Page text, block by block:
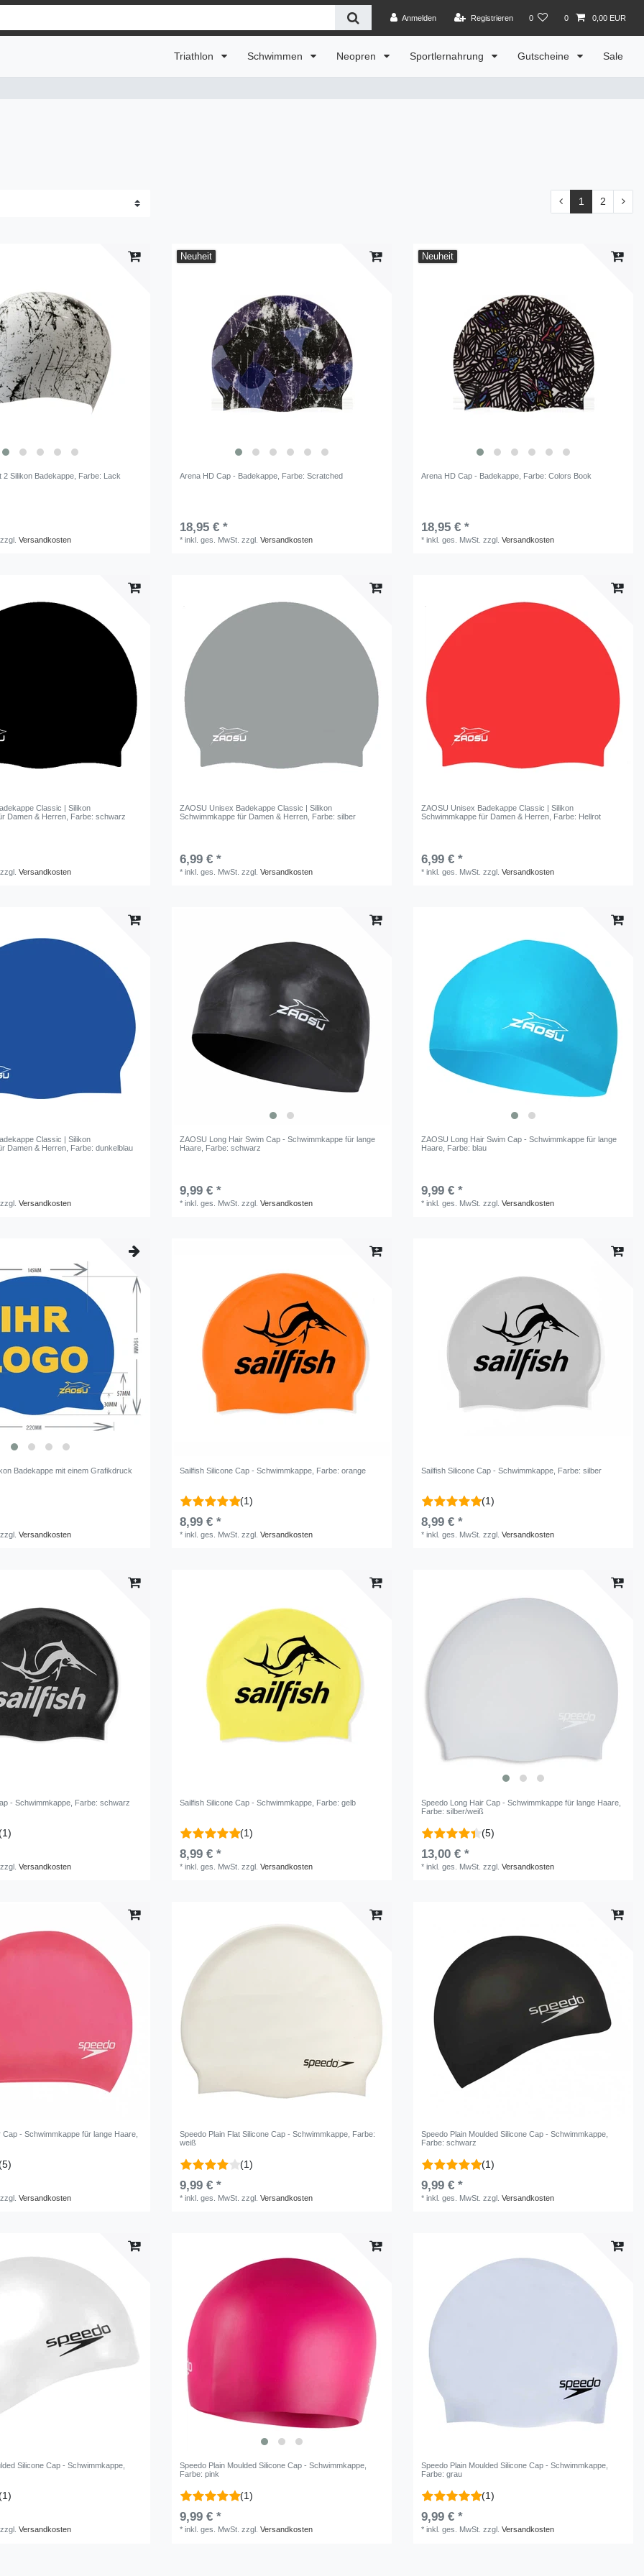
Anmelden Registrieren 0 0 0,00 EUR
Triathlon Schwimmen Neopren Sportlernahrung Gutscheine Sale
1 2
2 Silikon Badekappe , Farbe: Lack
zzgl.Versandkosten
Neuheit
Arena HD Cap - Badekappe , Farbe: Scratched
18,95 € *
*inkl. ges. MwSt. zzgl.Versandkosten
Neuheit
Arena HD Cap - Badekappe , Farbe: Colors Book
18,95 € *
*inkl. ges. MwSt. zzgl.Versandkosten
Classic | Silikon
Damen & Herren , Farbe: schwarz
zzgl.Versandkosten
ZAOSU Unisex Badekappe Classic | Silikon
Schwimmkappe für Damen & Herren , Farbe: silber
6,99 € *
*inkl. ges. MwSt. zzgl.Versandkosten
ZAOSU Unisex Badekappe Classic | Silikon
Schwimmkappe für Damen & Herren , Farbe: Hellrot
6,99 € *
*inkl. ges. MwSt. zzgl.Versandkosten
Classic | Silikon
Damen & Herren , Farbe: dunkelblau
zzgl.Versandkosten
ZAOSU Long Hair Swim Cap - Schwimmkappe für lange
Haare , Farbe: schwarz
9,99 € *
*inkl. ges. MwSt. zzgl.Versandkosten
ZAOSU Long Hair Swim Cap - Schwimmkappe für lange
Haare , Farbe: blau
9,99 € *
*inkl. ges. MwSt. zzgl.Versandkosten
Badekappe mit einem Grafikdruck
zzgl.Versandkosten
Sailfish Silicone Cap - Schwimmkappe , Farbe: orange
(1)
8,99 € *
*inkl. ges. MwSt. zzgl.Versandkosten
Sailfish Silicone Cap - Schwimmkappe , Farbe: silber
(1)
8,99 € *
*inkl. ges. MwSt. zzgl.Versandkosten
- Schwimmkappe , Farbe: schwarz
zzgl.Versandkosten
Sailfish Silicone Cap - Schwimmkappe , Farbe: gelb
(1)
8,99 € *
*inkl. ges. MwSt. zzgl.Versandkosten
Speedo Long Hair Cap - Schwimmkappe für lange Haare
Farbe: silber/weiß
(5)
13,00 € *
*inkl. ges. MwSt. zzgl.Versandkosten
Cap - Schwimmkappe für lange Haare
zzgl.Versandkosten
Speedo Plain Flat Silicone Cap - Schwimmkappe , Farbe:
weiß
(1)
9,99 € *
*inkl. ges. MwSt. zzgl.Versandkosten
Speedo Plain Moulded Silicone Cap - Schwimmkappe
Farbe: schwarz
(1)
9,99 € *
*inkl. ges. MwSt. zzgl.Versandkosten
Silicone Cap - Schwimmkappe,
zzgl.Versandkosten
Speedo Plain Moulded Silicone Cap - Schwimmkappe,
Farbe: pink
(1)
9,99 € *
*inkl. ges. MwSt. zzgl.Versandkosten
Speedo Plain Moulded Silicone Cap - Schwimmkappe,
Farbe: grau
(1)
9,99 € *
*inkl. ges. MwSt. zzgl.Versandkosten